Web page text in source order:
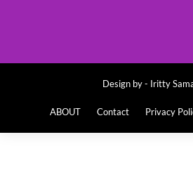
Design by - Iritty
ABOUT Contact Privacy